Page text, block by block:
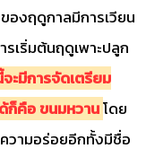
องฤดูกาลมีการเวียน
เริ่มต้นฤดูเพาะปลูก
ะมีการจัดเตรียม
ก็คือ ขนมหวานโดย
วามอร่อยอีกทั้งมีชื่อ